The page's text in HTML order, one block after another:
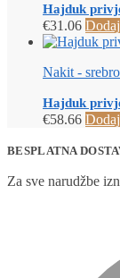
Hajduk
€31.06
Nakit - srebro
Hajduk
€58.66
BESPLATNA
Za sve narudžbe